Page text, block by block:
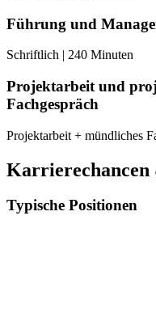
Führung und
Schriftlich | 240 Minuten
Projektarbeit und
Fachgespräch
Projektarbeit + mündliches
Karrierechancen
Typische Positionen